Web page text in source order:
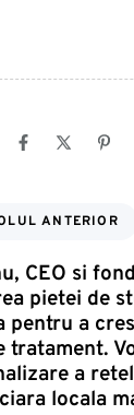
ANTERIOR
CEO si
pietei de
pentru a
tratament.
a
locala